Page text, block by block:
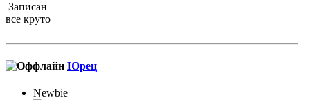
Записан
все круто
Юрец
Newbie